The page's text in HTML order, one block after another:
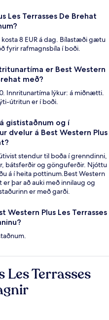
Les Terrasses De Brehat
8 EUR á dag. Bílastæði gætu
fyrir rafmagnsbíla í boði.
er Best Western
með?
Innritunartíma lýkur: á miðnætti.
útritun er í boði.
gististaðnum og í
dvelur á Best Western Plus
stendur til boða í grenndinni,
bátsferðir og gönguferðir. Njóttu
á í heita pottinum.Best Western
er þar að auki með innilaug og
er með garði.
Western Plus Les Terrasses
Les Terrasses